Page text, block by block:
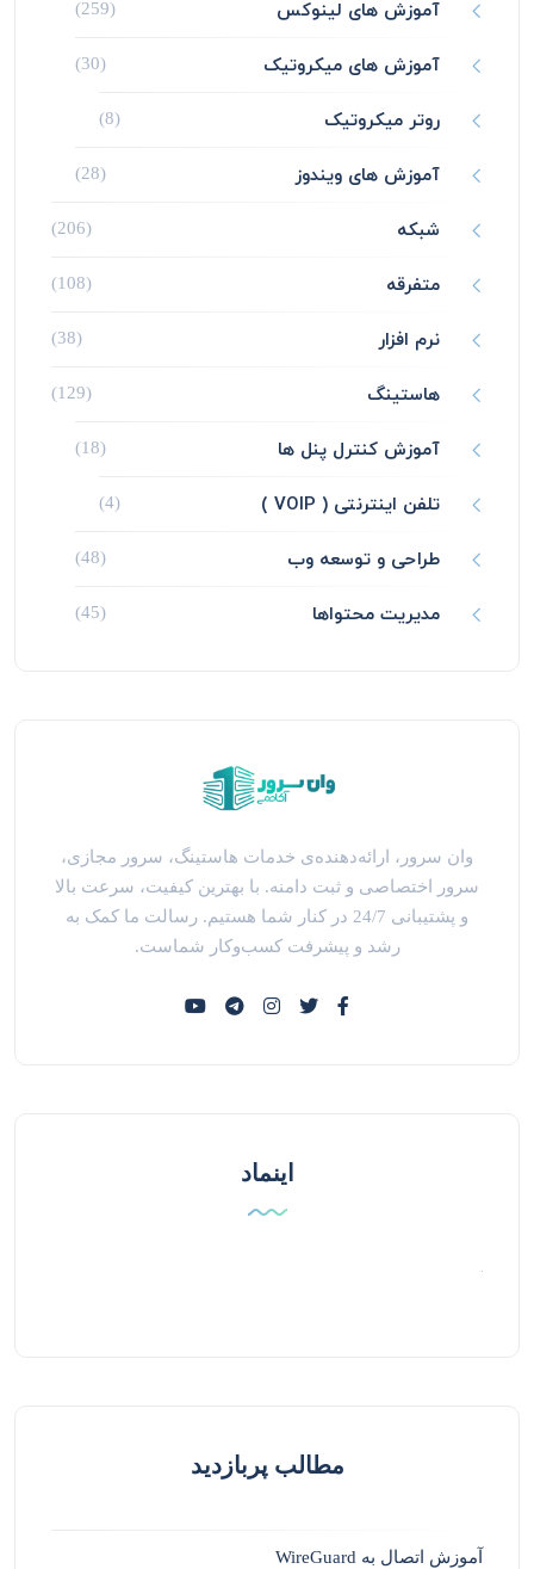
آموزش های لینوکس
آموزش های میکروتیک
روتر میکروتیک
آموزش های ویندوز
شبکه
متفرقه
نرم افزار
هاستینگ
آموزش کنترل پنل ها
تلفن اینترنتی ( VOIP )
طراحی و توسعه وب
مدیریت محتواها
وان سرور، ارائه‌دهنده‌ی خدمات هاستینگ، سرور مجازی،
سرور اختصاصی و ثبت دامنه. با بهترین کیفیت، سرعت بالا
و پشتیبانی 24/7 در کنار شما هستیم. رسالت ما کمک به
رشد و پیشرفت کسب‌وکار شماست.
اینماد
مطالب پربازدید
آموزش اتصال به WireGuard